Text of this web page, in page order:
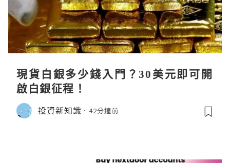
現貨白銀多少錢入門？30美元即可開
啟白銀征程！
投資新知識 42分鐘前